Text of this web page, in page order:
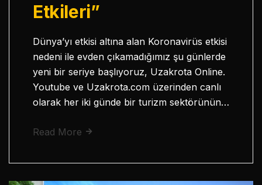
Etkileri”
Dünya’yı etkisi altına alan Koronavirüs etkisi
nedeni ile evden çıkamadığımız şu günlerde
yeni bir seriye başlıyoruz, Uzakrota Online.
Youtube ve Uzakrota.com üzerinden canlı
olarak her iki günde bir turizm sektörünün…
Read More